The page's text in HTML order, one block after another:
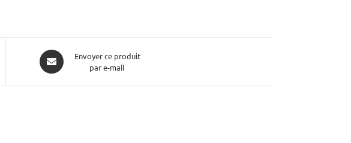
Envoyer ce produit
par e-mail